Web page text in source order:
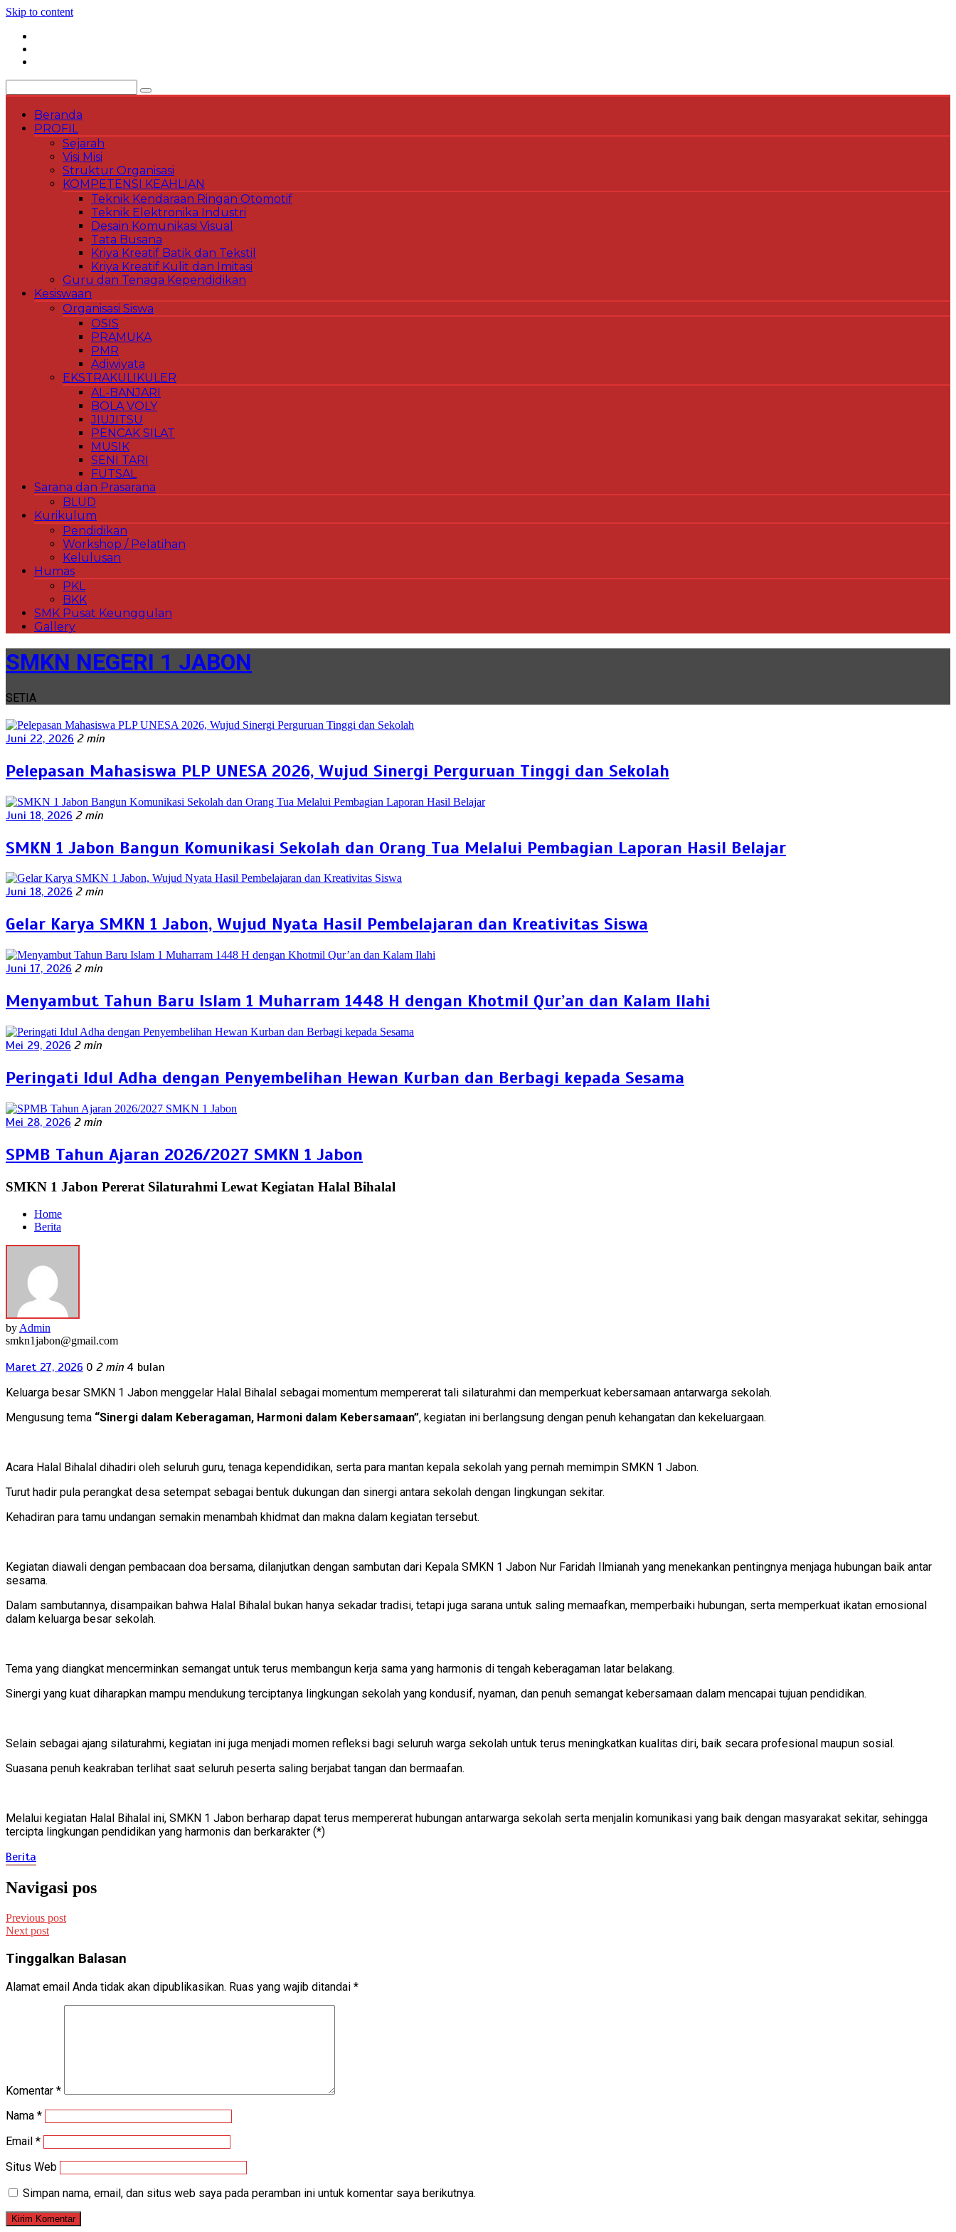
Skip to content
Beranda
PROFIL
Sejarah
Visi Misi
Struktur Organisasi
KOMPETENSI KEAHLIAN
Teknik Kendaraan Ringan Otomotif
Teknik Elektronika Industri
Desain Komunikasi Visual
Tata Busana
Kriya Kreatif Batik dan Tekstil
Kriya Kreatif Kulit dan Imitasi
Guru dan Tenaga Kependidikan
Kesiswaan
Organisasi Siswa
OSIS
PRAMUKA
PMR
Adiwiyata
EKSTRAKULIKULER
AL-BANJARI
BOLA VOLY
JIUJITSU
PENCAK SILAT
MUSIK
SENI TARI
FUTSAL
Sarana dan Prasarana
BLUD
Kurikulum
Pendidikan
Workshop / Pelatihan
Kelulusan
Humas
PKL
BKK
SMK Pusat Keunggulan
Gallery
SMKN NEGERI 1 JABON
SETIA
Juni 22, 2026 2 min
Pelepasan Mahasiswa PLP UNESA 2026, Wujud Sinergi Perguruan Tinggi dan Sekolah
Juni 18, 2026 2 min
SMKN 1 Jabon Bangun Komunikasi Sekolah dan Orang Tua Melalui Pembagian Laporan Hasil Belajar
Juni 18, 2026 2 min
Gelar Karya SMKN 1 Jabon, Wujud Nyata Hasil Pembelajaran dan Kreativitas Siswa
Juni 17, 2026 2 min
Menyambut Tahun Baru Islam 1 Muharram 1448 H dengan Khotmil Qur’an dan Kalam Ilahi
Mei 29, 2026 2 min
Peringati Idul Adha dengan Penyembelihan Hewan Kurban dan Berbagi kepada Sesama
Mei 28, 2026 2 min
SPMB Tahun Ajaran 2026/2027 SMKN 1 Jabon
SMKN 1 Jabon Pererat Silaturahmi Lewat Kegiatan Halal Bihalal
Home
Berita
by Admin
smkn1jabon@gmail.com
Maret 27, 2026 0 2 min 4 bulan
Keluarga besar SMKN 1 Jabon menggelar Halal Bihalal sebagai momentum mempererat tali silaturahmi dan memperkuat kebersamaan antarwarga sekolah.
Mengusung tema “Sinergi dalam Keberagaman, Harmoni dalam Kebersamaan”, kegiatan ini berlangsung dengan penuh kehangatan dan kekeluargaan.
Acara Halal Bihalal dihadiri oleh seluruh guru, tenaga kependidikan, serta para mantan kepala sekolah yang pernah memimpin SMKN 1 Jabon.
Turut hadir pula perangkat desa setempat sebagai bentuk dukungan dan sinergi antara sekolah dengan lingkungan sekitar.
Kehadiran para tamu undangan semakin menambah khidmat dan makna dalam kegiatan tersebut.
Kegiatan diawali dengan pembacaan doa bersama, dilanjutkan dengan sambutan dari Kepala SMKN 1 Jabon Nur Faridah Ilmianah yang menekankan pentingnya menjaga hubungan baik antar
sesama.
Dalam sambutannya, disampaikan bahwa Halal Bihalal bukan hanya sekadar tradisi, tetapi juga sarana untuk saling memaafkan, memperbaiki hubungan, serta memperkuat ikatan emosional
dalam keluarga besar sekolah.
Tema yang diangkat mencerminkan semangat untuk terus membangun kerja sama yang harmonis di tengah keberagaman latar belakang.
Sinergi yang kuat diharapkan mampu mendukung terciptanya lingkungan sekolah yang kondusif, nyaman, dan penuh semangat kebersamaan dalam mencapai tujuan pendidikan.
Selain sebagai ajang silaturahmi, kegiatan ini juga menjadi momen refleksi bagi seluruh warga sekolah untuk terus meningkatkan kualitas diri, baik secara profesional maupun sosial.
Suasana penuh keakraban terlihat saat seluruh peserta saling berjabat tangan dan bermaafan.
Melalui kegiatan Halal Bihalal ini, SMKN 1 Jabon berharap dapat terus mempererat hubungan antarwarga sekolah serta menjalin komunikasi yang baik dengan masyarakat sekitar, sehingga
tercipta lingkungan pendidikan yang harmonis dan berkarakter (*)
Berita
Navigasi pos
Previous post
Next post
Tinggalkan Balasan
Alamat email Anda tidak akan dipublikasikan. Ruas yang wajib ditandai *
Komentar *
Nama *
Email *
Situs Web
Simpan nama, email, dan situs web saya pada peramban ini untuk komentar saya berikutnya.